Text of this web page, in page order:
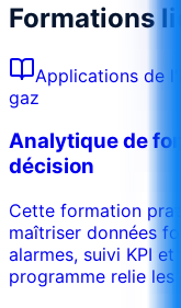
Formations
Applications de
gaz
Analytique de
décision
Cette formation
maîtriser données
alarmes, suivi KPI
programme relie les